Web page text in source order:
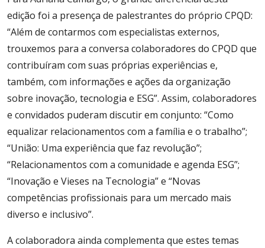
edição foi a presença de palestrantes do próprio CPQD:
“Além de contarmos com especialistas externos,
trouxemos para a conversa colaboradores do CPQD que
contribuíram com suas próprias experiências e,
também, com informações e ações da organização
sobre inovação, tecnologia e ESG”. Assim, colaboradores
e convidados puderam discutir em conjunto: “Como
equalizar relacionamentos com a família e o trabalho”;
“União: Uma experiência que faz revolução”;
“Relacionamentos com a comunidade e agenda ESG”;
“Inovação e Vieses na Tecnologia” e “Novas
competências profissionais para um mercado mais
diverso e inclusivo”.
A colaboradora ainda complementa que estes temas